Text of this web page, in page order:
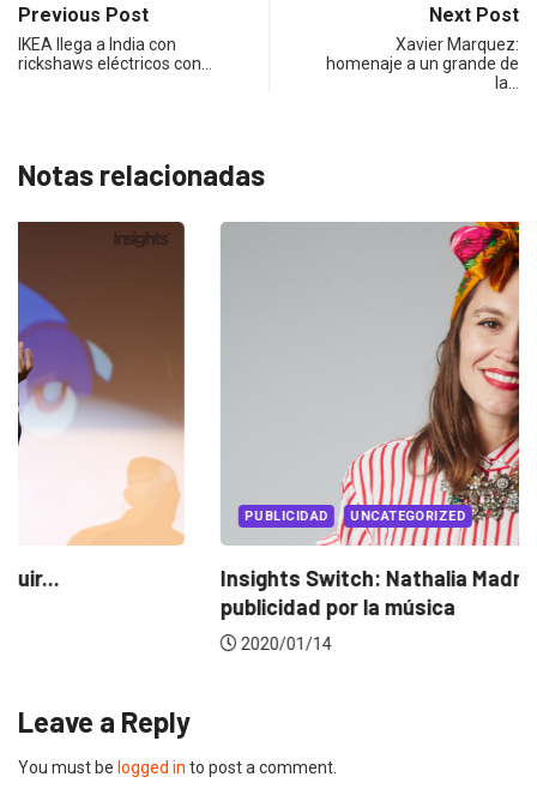
Previous Post
IKEA llega a India con
rickshaws eléctricos con…
Next Post
Xavier Marquez:
homenaje a un grande de
la…
Notas relacionadas
PUBLICIDAD UNCATEGORIZED
Insights Switch: Nathalia Madrigal cambió la
publicidad por la música
Leave a Reply
You must be logged in to post a comment.